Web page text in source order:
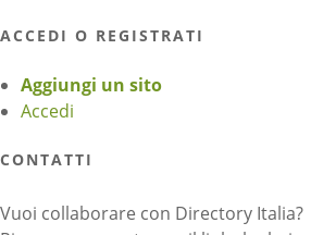
ACCEDI O REGISTRATI
Aggiungi un sito
Accedi
CONTATTI
Vuoi collaborare con Directory Italia?